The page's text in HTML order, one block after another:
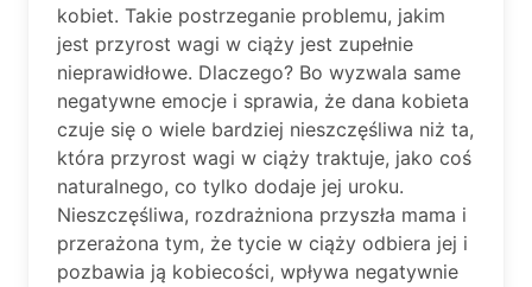
kobiet. Takie postrzeganie problemu, jakim
jest przyrost wagi w ciąży jest zupełnie
nieprawidłowe. Dlaczego? Bo wyzwala same
negatywne emocje i sprawia, że dana kobieta
czuje się o wiele bardziej nieszczęśliwa niż ta,
która przyrost wagi w ciąży traktuje, jako coś
naturalnego, co tylko dodaje jej uroku.
Nieszczęśliwa, rozdrażniona przyszła mama i
przerażona tym, że tycie w ciąży odbiera jej i
pozbawia ją kobiecości, wpływa negatywnie